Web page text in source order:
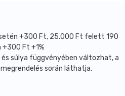
+300 Ft, 25.000 Ft felett 190
Ft +1%
és súlya függvényében változhat, a
során láthatja.